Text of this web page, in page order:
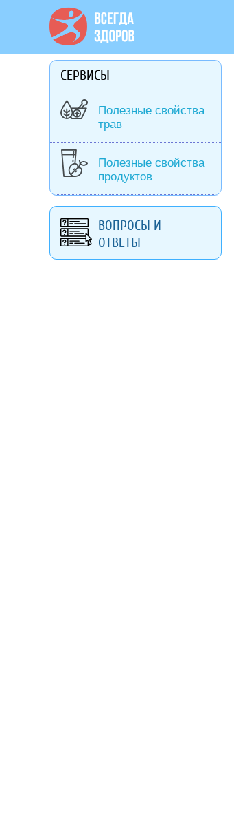
СЕРВИСЫ
Полезные свойства
трав
Полезные свойства
продуктов
ВОПРОСЫ И
ОТВЕТЫ